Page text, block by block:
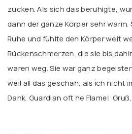
zucken. Als sich das beruhigte,
dann der ganze Körper sehr
Ruhe und fühlte den Körper weit
Rückenschmerzen, die sie bis
waren weg. Sie war ganz
weil all das geschah, als ich nicht
Dank, Guardian oft he Flame!